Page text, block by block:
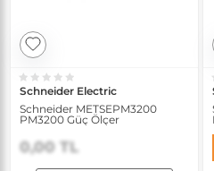
Schneider Electric
Schneider METSEPM3200
PM3200 Güç Ölçer
0,00 TL